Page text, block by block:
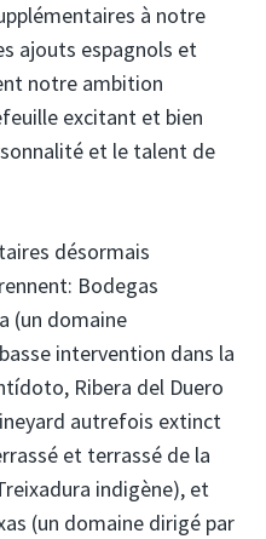
à notre
ajouts espagnols et
notre ambition
excitant et bien
et le talent de
désormais
Bodegas
(un domaine
intervention dans la
Ribera del Duero
autrefois extinct
et terrassé de la
indigène), et
(un domaine dirigé par